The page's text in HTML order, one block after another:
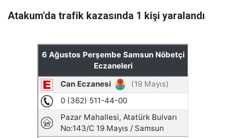
Atakum'da trafik kazasında 1 kişi yaralandı